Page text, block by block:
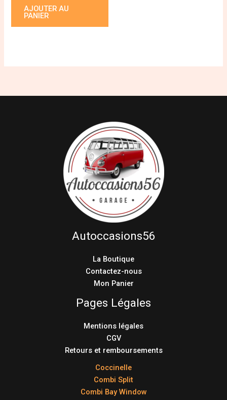
AJOUTER AU
PANIER
Autoccasions56
La Boutique
Contactez-nous
Mon Panier
Pages Légales
Mentions légales
CGV
Retours et remboursements
Coccinelle
Combi Split
Combi Bay Window